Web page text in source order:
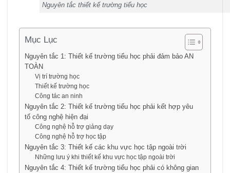
Nguyên tắc thiết kế trường tiểu học
Mục Lục
Nguyên tắc 1: Thiết kế trường tiểu học phải đảm bảo AN
TOÀN
Vị trí trường học
Thiết kế trường học
Công tác an ninh
Nguyên tắc 2: Thiết kế trường tiểu học phải kết hợp yêu
tố công nghệ hiện đại
Công nghệ hỗ trợ giảng dạy
Công nghệ hỗ trợ học tập
Nguyên tắc 3: Thiết kế các khu vực học tập ngoài trời
Những lưu ý khi thiết kế khu vực học tập ngoài trời
Nguyên tắc 4: Thiết kế trường tiểu học phải có không gian